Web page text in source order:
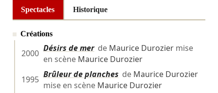
Spectacles Historique
Créations
2000 Désirs de merde Maurice Duroziermise
en scène Maurice Durozier
1995 Brûleur de planches de Maurice Durozier
mise en scène Maurice Durozier